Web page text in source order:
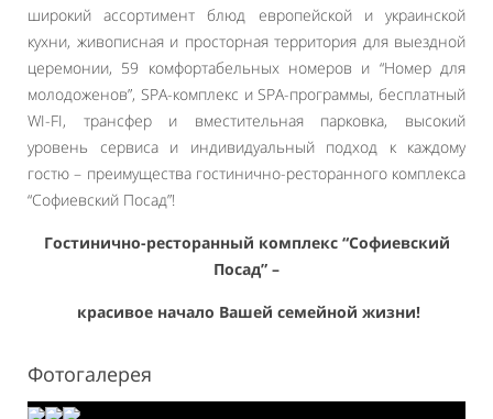
широкий ассортимент блюд европейской и украинской
кухни, живописная и просторная территория для выездной
церемонии, 59 комфортабельных номеров и “Номер для
молодоженов”, SPA-комплекс и SPA-программы, бесплатный
WI-FI, трансфер и вместительная парковка, высокий
уровень сервиса и индивидуальный подход к каждому
гостю – преимущества гостинично-ресторанного комплекса
“Софиевский Посад”!
Гостинично-ресторанный комплекс “Софиевский
Посад” –
красивое начало Вашей семейной жизни!
Фотогалерея